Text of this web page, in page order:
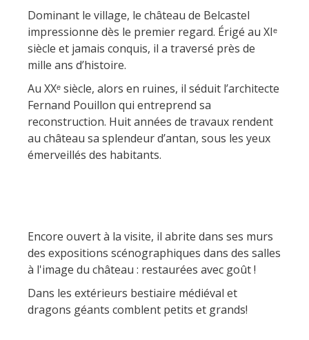
naturales
El sendero etno-botanico en
Ségala "Al travers"
La zona húmeda de
Maymac
Vistas
Patrimonio y
El castillo de Belcastel
La cripta de Auzits en verano
Visitas y Museos
Las visitas guiadas
Actividades
náuticas, baño
Actividades
deportivas
Casas de
huéspedes
Casas rurales y
de alquiler
Campings
Alojamientos
Restaurantes
La castaña
Las vinas
Las ferias y
mercados
Descubrimiento
productos locales
Dominant le village, le château de Belcastel
impressionne dès le premier regard. Érigé au XIᵉ
siècle et jamais conquis, il a traversé près de
mille ans d’histoire.
Au XXᵉ siècle, alors en ruines, il séduit l’architecte
Fernand Pouillon qui entreprend sa
reconstruction. Huit années de travaux rendent
au château sa splendeur d’antan, sous les yeux
émerveillés des habitants.
Encore ouvert à la visite, il abrite dans ses murs
des expositions scénographiques dans des salles
à l'image du château : restaurées avec goût !
Dans les extérieurs bestiaire médiéval et
dragons géants comblent petits et grands!